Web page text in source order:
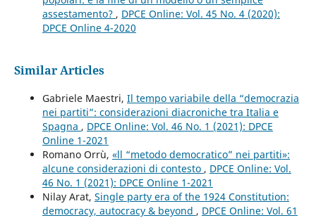
assestamento? , DPCE Online: Vol. 45 No. 4 (2020):
DPCE Online 4-2020
Similar Articles
Gabriele Maestri, Il tempo variabile della “democrazia
nei partiti”: considerazioni diacroniche tra Italia e
Spagna , DPCE Online: Vol. 46 No. 1 (2021): DPCE
Online 1-2021
Romano Orrù, «ll “metodo democratico” nei partiti»:
alcune considerazioni di contesto , DPCE Online: Vol.
46 No. 1 (2021): DPCE Online 1-2021
Nilay Arat, Single party era of the 1924 Constitution:
democracy, autocracy & beyond , DPCE Online: Vol. 61